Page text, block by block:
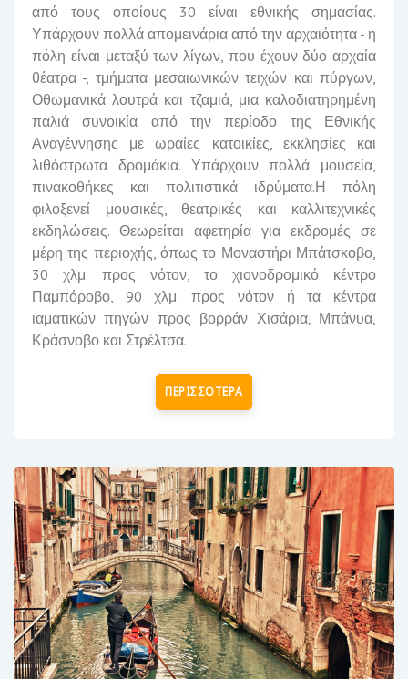
από τους οποίους 30 είναι εθνικής σημασίας.
Υπάρχουν πολλά απομεινάρια από την αρχαιότητα - η
πόλη είναι μεταξύ των λίγων, που έχουν δύο αρχαία
θέατρα -, τμήματα μεσαιωνικών τειχών και πύργων,
Οθωμανικά λουτρά και τζαμιά, μια καλοδιατηρημένη
παλιά συνοικία από την περίοδο της Εθνικής
Αναγέννησης με ωραίες κατοικίες, εκκλησίες και
λιθόστρωτα δρομάκια. Υπάρχουν πολλά μουσεία,
πινακοθήκες και πολιτιστικά ιδρύματα.Η πόλη
φιλοξενεί μουσικές, θεατρικές και καλλιτεχνικές
εκδηλώσεις. Θεωρείται αφετηρία για εκδρομές σε
μέρη της περιοχής, όπως το Μοναστήρι Μπάτσκοβο,
30 χλμ. προς νότον, το χιονοδρομικό κέντρο
Παμπόροβο , 90 χλμ. προς νότον ή τα κέντρα
ιαματικών πηγών προς βορράν Χισάρια, Μπάνυα,
Κράσνοβο και Στρέλτσα.
ΠΕΡΙΣΣΟΤΕΡΑ